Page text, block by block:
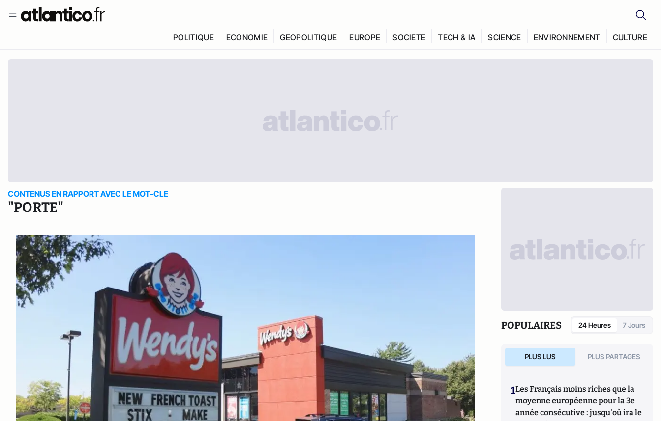
POLITIQUE ECONOMIE GEOPOLITIQUE EUROPE SOCIETE TECH & IA SCIENCE ENVIRONNEMENT CULTURE
CONTENUS EN RAPPORT AVEC LE MOT-CLE
"PORTE"
POPULAIRES 24 Heures 7 Jours
PLUS LUS PLUS PARTAGES
1Les Français moins riches que la
moyenne européenne pour la 3e
année consécutive : jusqu'où ira le